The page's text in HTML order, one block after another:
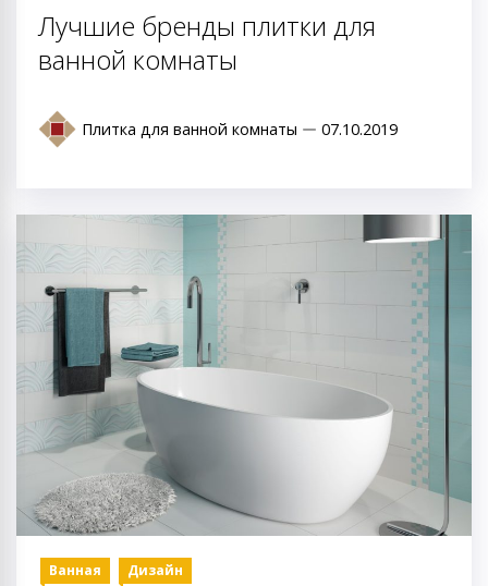
Лучшие бренды плитки для
ванной комнаты
Плитка для ванной комнаты 07.10.2019
Ванная Дизайн